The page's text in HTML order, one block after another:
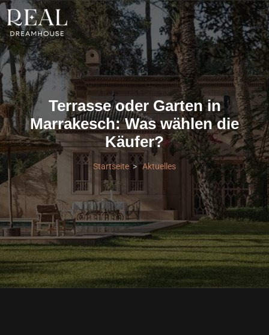
Terrasse oder Garten in
Marrakesch: Was wählen die
Käufer?
Startseite Aktuelles